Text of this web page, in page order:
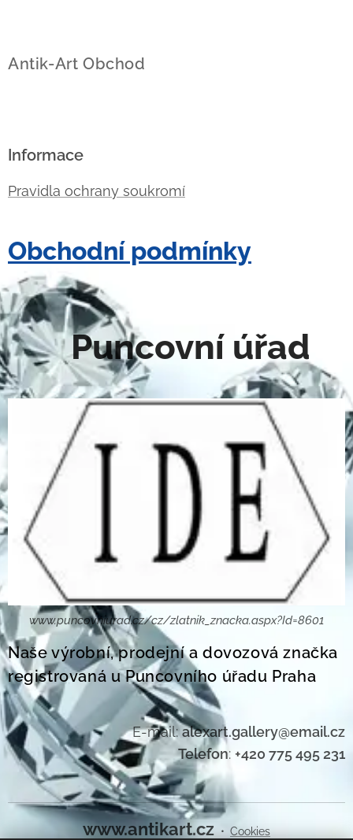
Antik-Art Obchod
Informace
Pravidla ochrany soukromí
Obchodní podmínky
Puncovní úřad
www.puncovniurad.cz/cz/zlatnik_znacka.aspx?Id=8601
Naše výrobní, prodejní a dovozová značka
registrovaná u Puncovního úřadu Praha
E-mail:alexart.gallery@email.cz
Telefon: +420 775 495 231
www.antikart.cz Cookies